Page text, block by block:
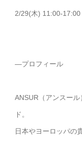
2/29(木) 11:00-17:00
—プロフィール
ANSUR（アンスー
ド。
日本やヨーロッパの